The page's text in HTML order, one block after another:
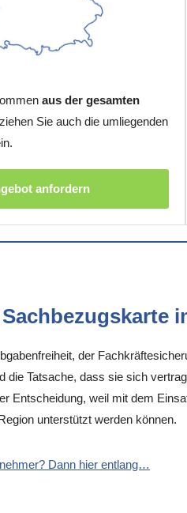
aus der gesamten
Sie auch die umliegenden
anfordern
der
Tatsache, dass sie sich
Entscheidung, weil mit dem
unterstützt werden können.
Dann hier entlang…